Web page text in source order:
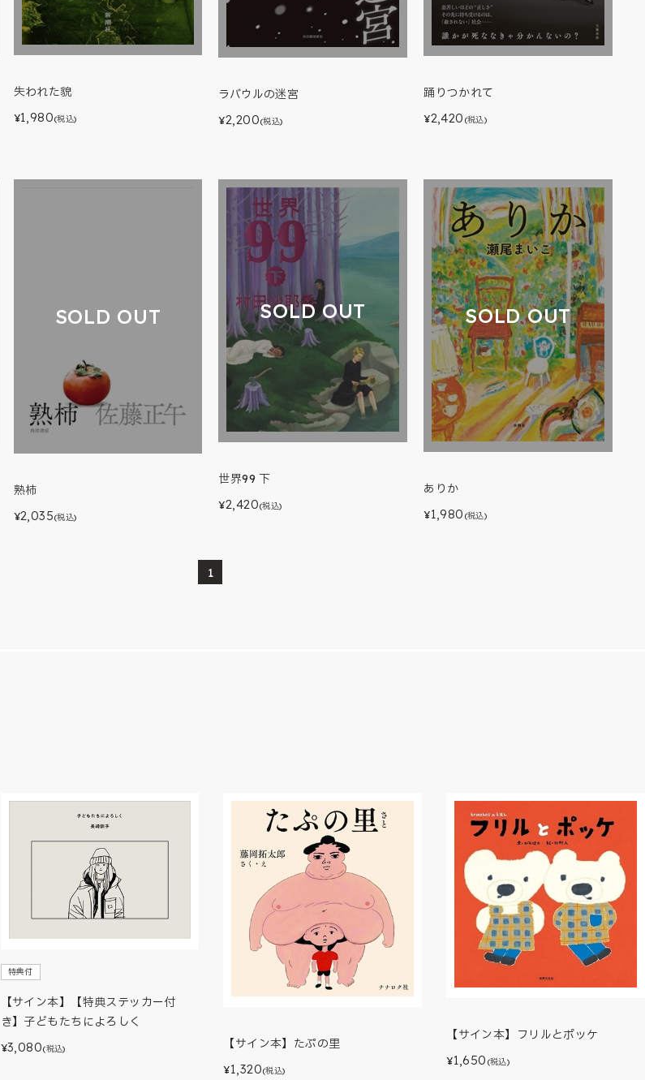
失われた貌
¥1,980(税込)
ラバウルの迷宮
¥2,200(税込)
踊りつかれて
¥2,420 (税込)
SOLD OUT
熟柿
¥2,035(税込)
SOLD OUT
世界99 下
¥2,420(税込)
SOLD OUT
ありか
¥1,980 (税込)
1
特典付
【サイン本】【特典ステッカー付
き】子どもたちによろしく
¥3,080(税込) 【サイン本】たぷの里
¥1,320(税込)
【サイン本】フリルとポッケ
¥1,650 (税込)